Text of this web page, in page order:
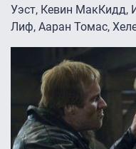
Уэст, Кевин МакКидд,
Лиф, Ааран Томас,